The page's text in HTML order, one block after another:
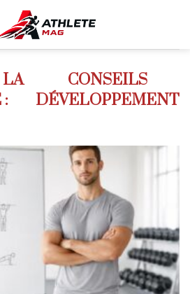
CONSEILS
DÉVELOPPEMENT